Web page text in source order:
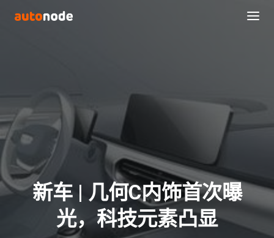
Search
新车 | 几何C内饰首次曝
光，科技元素凸显